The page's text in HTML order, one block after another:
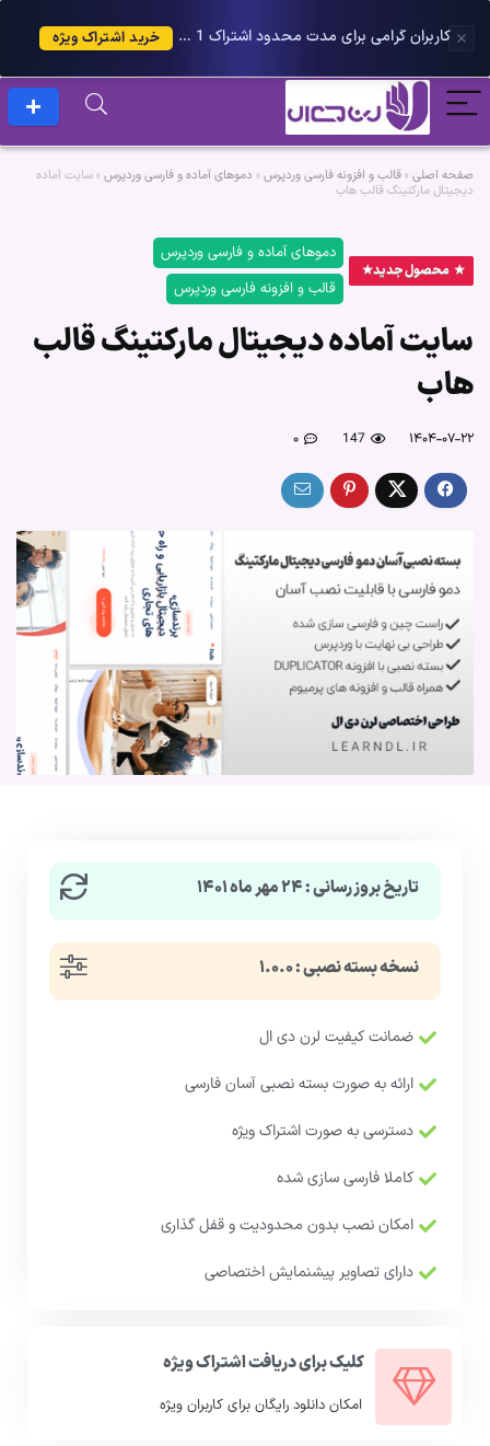
کاربران گرامی برای مدت محدود اشتراک 1 ساله پلاس را می توانید با 25 درصد تخفیف دریافت کنید. خرید اشتراک ویژه
صفحه اصلی »قالب و افزونه فارسی وردپرس » دموهای آماده و فارسی وردپرس »سایت آماده
دیجیتال مارکتینگ قالب هاب
محصول جدید
دموهای آماده و فارسی وردپرس
قالب و افزونه فارسی وردپرس
سایت آماده دیجیتال مارکتینگ قالب
هاب
۱۴۰۴-۰۷-۲۲ 147 ۰
تاریخ بروزرسانی : ۲۴ مهر ماه ۱۴۰۱
نسخه بسته نصبی : ۱.۰.۰
ضمانت کیفیت لرن دی ال
ارائه به صورت بسته نصبی آسان فارسی
دسترسی به صورت اشتراک ویژه
کاملا فارسی سازی شده
امکان نصب بدون محدودیت و قفل گذاری
دارای تصاویر پیشنمایش اختصاصی
کلیک برای دریافت اشتراک ویژه
امکان دانلود رایگان برای کاربران ویژه